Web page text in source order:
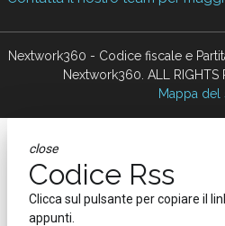
Nextwork360 - Codice fiscale e
Nextwork360. ALL RIGHTS
Mappa del
close
Codice Rss
Clicca sul pulsante per copiare il
appunti.